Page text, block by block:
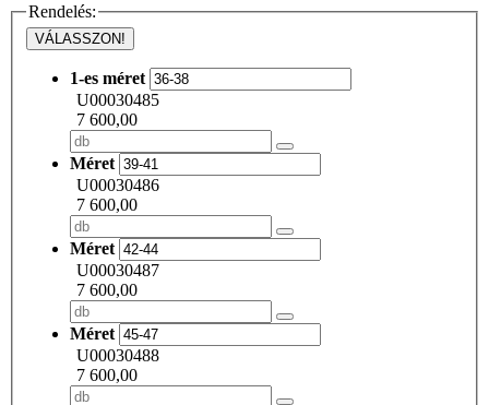
Rendelés:
VÁLASSZON!
1-es méret
U00030485
7 600,00
Méret
U00030486
7 600,00
Méret
U00030487
7 600,00
Méret
U00030488
7 600,00